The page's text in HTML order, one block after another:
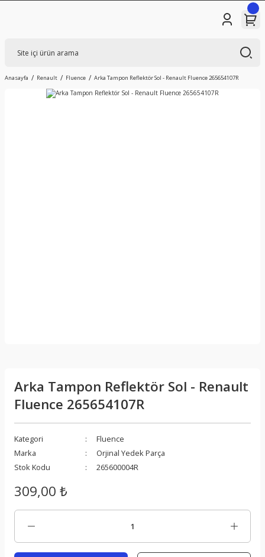
Anasayfa Renault Fluence Arka Tampon Reflektör Sol - Renault Fluence 265654107R
Arka Tampon Reflektör Sol - Renault
Fluence 265654107R
Kategori
Fluence
Marka
Orjinal Yedek Parça
Stok Kodu
265600004R
309,00 ₺